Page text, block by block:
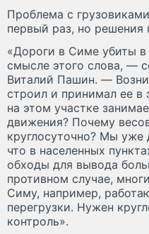
Проблема с
первый раз, но решения
«Дороги в Симе убиты
смысле этого слова, —
Виталий Пашин. —
строил и принимал ее в
на этом участке
движения? Почему
круглосуточно? Мы уже
что в населенных
обходы для вывода
противном случае,
Симу, например,
перегрузки. Нужен
контроль».